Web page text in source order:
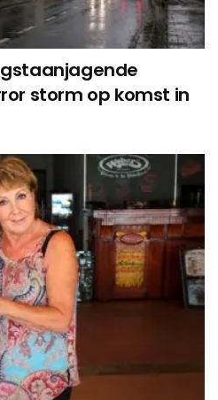
storm op komst in